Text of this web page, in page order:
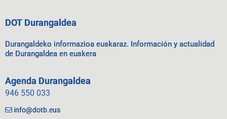
DOT Durangaldea
Durangaldeko informazioa euskaraz. Información y actualidad
de Durangaldea en euskera
Agenda Durangaldea
946 550 033
info@dotb.eus